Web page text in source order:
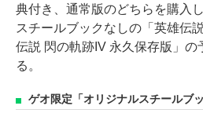
典付き、通常版のどちらを購入
スチールブックなしの「英雄伝
伝説 閃の軌跡IV 永久保存版」の
る。
ゲオ限定「オリジナルスチールブ